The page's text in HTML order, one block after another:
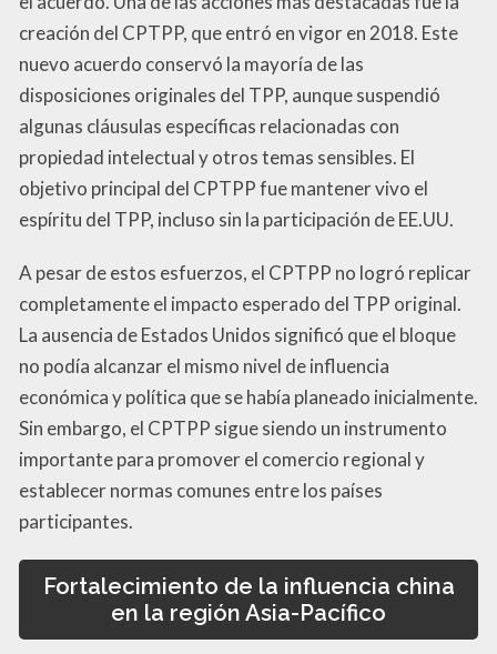
creación del CPTPP, que entró en vigor en 2018. Este
nuevo acuerdo conservó la mayoría de las
disposiciones originales del TPP, aunque suspendió
algunas cláusulas específicas relacionadas con
propiedad intelectual y otros temas sensibles. El
objetivo principal del CPTPP fue mantener vivo el
espíritu del TPP, incluso sin la participación de EE.UU.
A pesar de estos esfuerzos, el CPTPP no logró replicar
completamente el impacto esperado del TPP original.
La ausencia de Estados Unidos significó que el bloque
no podía alcanzar el mismo nivel de influencia
económica y política que se había planeado inicialmente.
Sin embargo, el CPTPP sigue siendo un instrumento
importante para promover el comercio regional y
establecer normas comunes entre los países
participantes.
Fortalecimiento de la influencia china
en la región Asia-Pacífico